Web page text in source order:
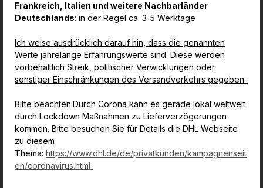
Frankreich, Italien und weitere Nachbarländer
Deutschlands: in der Regel ca. 3-5 Werktage
Ich weise ausdrücklich darauf hin, dass die genannten
Werte jahrelange Erfahrungswerte sind. Diese werden
vorbehaltlich Streik, politischer Verwicklungen oder
sonstiger Einschränkungen des Versandverkehrs gegeben.
Bitte beachten:Durch Corona kann es gerade lokal weltweit
durch Lockdown Maßnahmen zu Lieferverzögerungen
kommen. Bitte besuchen Sie für Details die DHL Webseite
zu diesem
Thema: https://www.dhl.de/de/privatkunden/kampagnenseit
en/coronavirus.html